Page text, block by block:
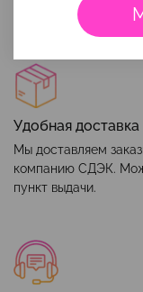
Удобная доставка
Мы доставляем
компанию СДЭК.
пункт выдачи.